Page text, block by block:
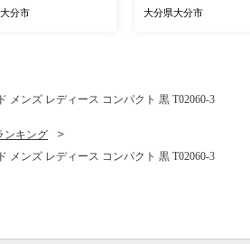
にくい 長持ち 掃除
分市
ぶしゃぶ 焼肉 冷しゃ
大分県大分市
メンズ レディース コンパクト 黒 T02060-3
ンキング
メンズ レディース コンパクト 黒 T02060-3